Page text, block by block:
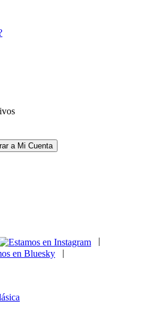
a Mi Cuenta
|